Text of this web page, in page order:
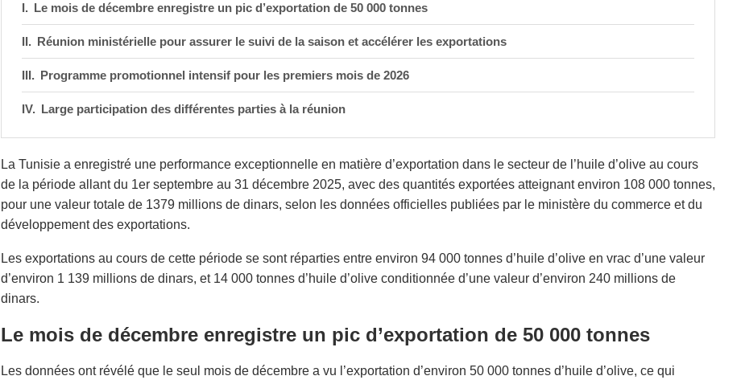
Le mois de décembre enregistre un pic d’exportation de 50 000 tonnes
Réunion ministérielle pour assurer le suivi de la saison et accélérer les exportations
Programme promotionnel intensif pour les premiers mois de 2026
Large participation des différentes parties à la réunion
La Tunisie a enregistré une performance exceptionnelle en matière d’exportation dans le secteur de l’huile d’olive au cours
de la période allant du 1er septembre au 31 décembre 2025, avec des quantités exportées atteignant environ 108 000 tonnes,
pour une valeur totale de 1379 millions de dinars, selon les données officielles publiées par le ministère du commerce et du
développement des exportations.
Les exportations au cours de cette période se sont réparties entre environ 94 000 tonnes d’huile d’olive en vrac d’une valeur
d’environ 1 139 millions de dinars, et 14 000 tonnes d’huile d’olive conditionnée d’une valeur d’environ 240 millions de
dinars.
Le mois de décembre enregistre un pic d’exportation de 50 000 tonnes
Les données ont révélé que le seul mois de décembre a vu l’exportation d’environ 50 000 tonnes d’huile d’olive, ce qui